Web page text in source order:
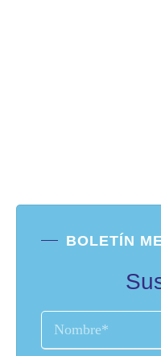
BOLETÍN